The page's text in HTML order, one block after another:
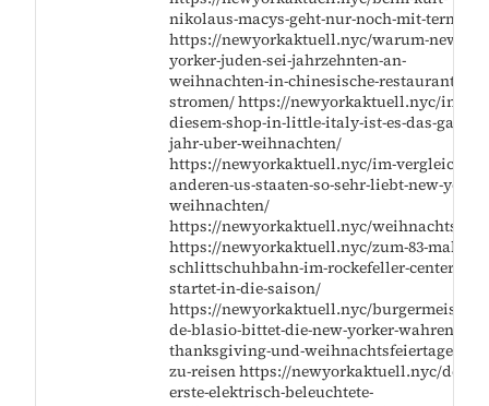
nikolaus-macys-geht-nur-noch-mit-termin/
https://newyorkaktuell.nyc/warum-new-
yorker-juden-sei-jahrzehnten-an-
weihnachten-in-chinesische-restaurants-
stromen/ https://newyorkaktuell.nyc/in-
diesem-shop-in-little-italy-ist-es-das-ganze-
jahr-uber-weihnachten/
https://newyorkaktuell.nyc/im-vergleich-zu-
anderen-us-staaten-so-sehr-liebt-new-york-
weihnachten/
https://newyorkaktuell.nyc/
https://newyorkaktuell.nyc/zum-83-mal-
schlittschuhbahn-im-rockefeller-center-
startet-in-die-saison/
https://newyorkaktuell.nyc/burgermeister-
de-blasio-bittet-die-new-yorker-wahrend-
thanksgiving-und-weihnachtsfeiertage-
zu-reisen https://newyorkaktuell.nyc/der-
erste-elektrisch-beleuchtete-